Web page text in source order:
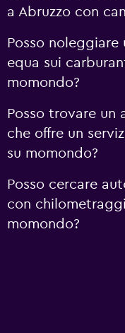
a Abruzzo con
Posso
equa sui
momondo?
Posso trovare un
che offre un
su momondo?
Posso cercare
con
momondo?